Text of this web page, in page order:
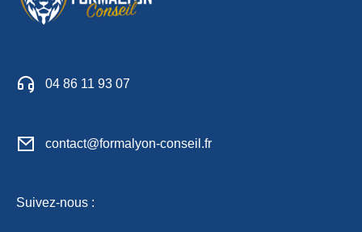
04 86 11 93 07
contact@formalyon-conseil.fr
Suivez-nous :